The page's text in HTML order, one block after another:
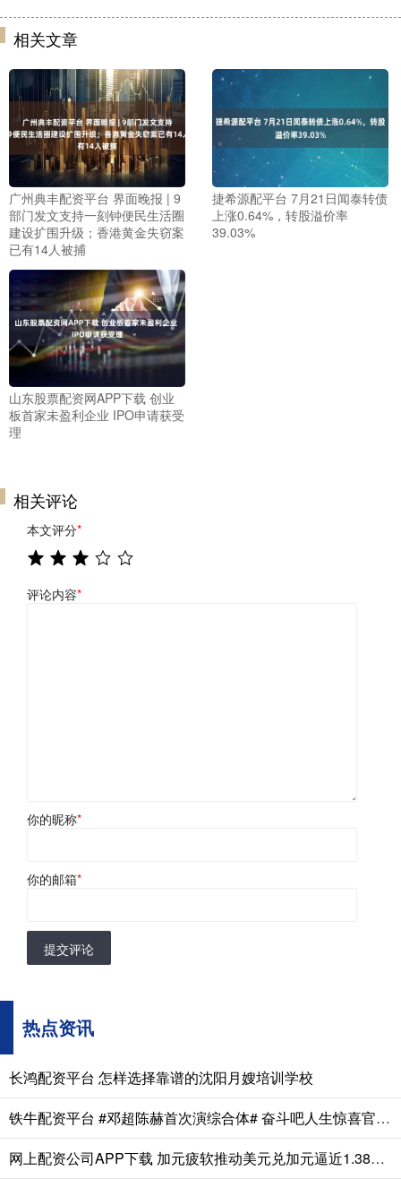
相关文章
广州典丰配资平台 界面晚报 | 9
部门发文支持一刻钟便民生活圈
建设扩围升级；香港黄金失窃案
已有14人被捕
捷希源配平台 7月21日闻泰转债
上涨0.64%，转股溢价率
39.03%
山东股票配资网APP下载 创业
板首家未盈利企业 IPO申请获受
理
相关评论
本文评分*
评论内容*
你的昵称*
你的邮箱*
提交评论
热点资讯
长鸿配资平台 怎样选择靠谱的沈阳月嫂培训学校
铁牛配资平台 #邓超陈赫首次演综合体# 奋斗吧人生惊喜官宣！邓超陈赫首次演综合体当
网上配资公司APP下载 加元疲软推动美元兑加元逼近1.3800关口，加拿大零售销售意外下滑0.2%